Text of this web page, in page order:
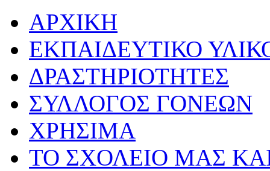
ΑΡΧΙΚΗ
ΕΚΠΑΙΔΕΥΤΙΚΟ
ΔΡΑΣΤΗΡΙΟΤΗΤΕΣ
ΣΥΛΛΟΓΟΣ ΓΟΝΕΩΝ
ΧΡΗΣΙΜΑ
ΤΟ ΣΧΟΛΕΙΟ ΜΑΣ